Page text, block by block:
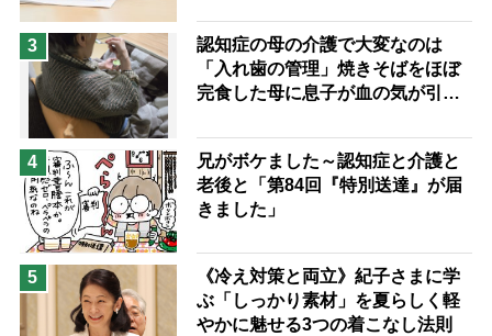
3
認知症の母の介護で大変なのは
「入れ歯の管理」焼きそばをほぼ
完食した母に息子が血の気が引い
4
兄がボケました～認知症と介護と
老後と「第84回『特別送達』が届
きました」
5
《冷え対策と両立》紀子さまに学
ぶ「しっかり素材」を夏らしく軽
やかに魅せる3つの着こなし法則